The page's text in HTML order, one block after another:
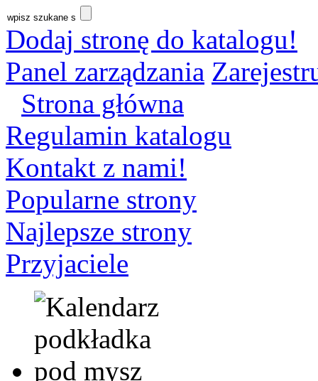
Dodaj stronę do katalogu!
Panel zarządzania
Strona główna
Regulamin katalogu
Kontakt z nami!
Popularne strony
Najlepsze strony
Przyjaciele